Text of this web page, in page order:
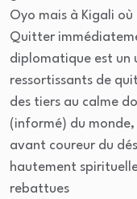
Oyo mais à Kigali
Quitter
diplomatique est un
ressortissants de
des tiers au calme
(informé) du monde,
avant coureur du
hautement
rebattues